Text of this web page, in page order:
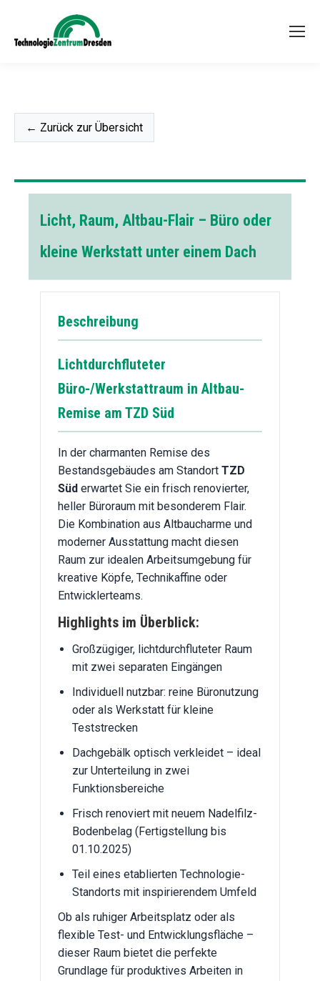
← Zurück zur Übersicht
Licht, Raum, Altbau-Flair – Büro oder
kleine Werkstatt unter einem Dach
Beschreibung
Lichtdurchfluteter
Büro-/Werkstattraum in Altbau-
Remise am TZD Süd
In der charmanten Remise des
Bestandsgebäudes am Standort TZD
Süd erwartet Sie ein frisch renovierter,
heller Büroraum mit besonderem Flair.
Die Kombination aus Altbaucharme und
moderner Ausstattung macht diesen
Raum zur idealen Arbeitsumgebung für
kreative Köpfe, Technikaffine oder
Entwicklerteams.
Highlights im Überblick:
Großzügiger, lichtdurchfluteter Raum
mit zwei separaten Eingängen
Individuell nutzbar: reine Büronutzung
oder als Werkstatt für kleine
Teststrecken
Dachgebälk optisch verkleidet – ideal
zur Unterteilung in zwei
Funktionsbereiche
Frisch renoviert mit neuem Nadelfilz-
Bodenbelag (Fertigstellung bis
01.10.2025)
Teil eines etablierten Technologie-
Standorts mit inspirierendem Umfeld
Ob als ruhiger Arbeitsplatz oder als
flexible Test- und Entwicklungsfläche –
dieser Raum bietet die perfekte
Grundlage für produktives Arbeiten in